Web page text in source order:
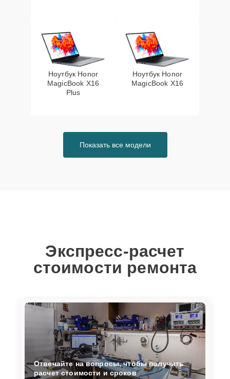
Ноутбук Honor
MagicBook X16
Plus
Ноутбук Honor
MagicBook X16
Показать все модели
Экспресс-расчет
стоимости ремонта
Отвечайте на вопросы, чтобы получить
расчет стоимости и сроков